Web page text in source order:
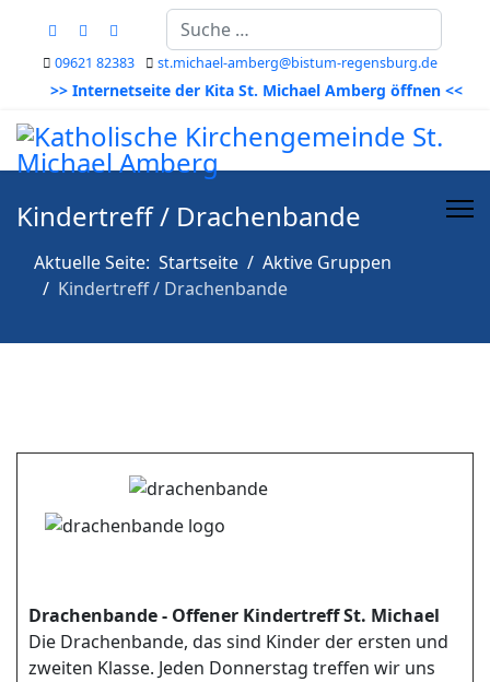
09621 82383 st.michael-amberg@bistum-regensburg.de
>> Internetseite der Kita St. Michael Amberg öffnen <<
Kindertreff / Drachenbande
Aktuelle Seite: Startseite
Aktive Gruppen
Kindertreff / Drachenbande
Drachenbande - Offener Kindertreff St. Michael
Die Drachenbande, das sind Kinder der ersten und
zweiten Klasse. Jeden Donnerstag treffen wir uns